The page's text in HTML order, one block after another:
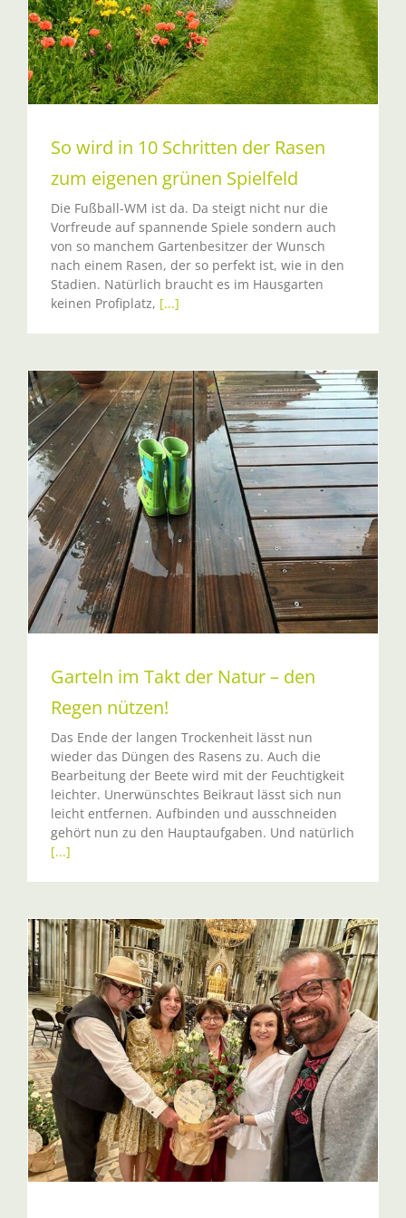
So wird in 10 Schritten der Rasen
zum eigenen grünen Spielfeld
Die Fußball-WM ist da. Da steigt nicht nur die
Vorfreude auf spannende Spiele sondern auch
von so manchem Gartenbesitzer der Wunsch
nach einem Rasen, der so perfekt ist, wie in den
Stadien. Natürlich braucht es im Hausgarten
keinen Profiplatz, [...]
Garteln im Takt der Natur – den
Regen nützen!
Das Ende der langen Trockenheit lässt nun
wieder das Düngen des Rasens zu. Auch die
Bearbeitung der Beete wird mit der Feuchtigkeit
leichter. Unerwünschtes Beikraut lässt sich nun
leicht entfernen. Aufbinden und ausschneiden
gehört nun zu den Hauptaufgaben. Und natürlich
[...]